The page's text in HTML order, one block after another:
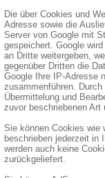
Die über Cookies und
Adresse sowie die
Server von Google mit
gespeichert. Google
an Dritte weitergeben,
gegenüber Dritten die
Google Ihre IP-Adresse
zusammenführen.
Übermittelung und
zuvor beschriebenen Art
Sie können Cookies wie
beschrieben jederzeit in
werden auch keine
zurückgeliefert.